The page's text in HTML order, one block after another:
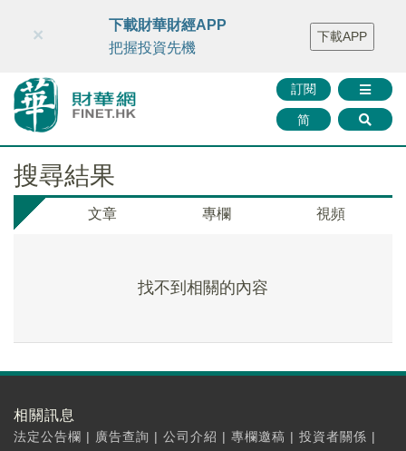
財華智庫網 FINTV FINMETA 財華證券 媒體矩陣
智庫沙龍
聯絡我們
訂閱
简
×
下載財華財經APP
把握投資先機
下載APP
搜尋結果
文章 專欄 視頻
找不到相關的內容
相關訊息
法定公告欄 | 廣告查詢 | 公司介紹 | 專欄邀稿 | 投資者關係 |